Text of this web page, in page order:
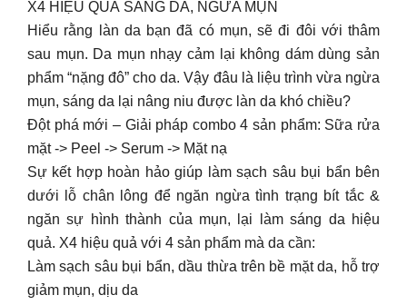
X4 HIỆU QUẢ SÁNG DA, NGỪA MỤN
Hiểu rằng làn da bạn đã có mụn, sẽ đi đôi với thâm
sau mụn. Da mụn nhạy cảm lại không dám dùng sản
phẩm “nặng đô” cho da. Vậy đâu là liệu trình vừa ngừa
mụn, sáng da lại nâng niu được làn da khó chiều?
Đột phá mới – Giải pháp combo 4 sản phẩm: Sữa rửa
mặt -> Peel -> Serum -> Mặt nạ
Sự kết hợp hoàn hảo giúp làm sạch sâu bụi bẩn bên
dưới lỗ chân lông để ngăn ngừa tình trạng bít tắc &
ngăn sự hình thành của mụn, lại làm sáng da hiệu
quả. X4 hiệu quả với 4 sản phẩm mà da cần:
Làm sạch sâu bụi bẩn, dầu thừa trên bề mặt da, hỗ trợ
giảm mụn, dịu da